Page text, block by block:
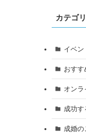
カテゴ
イベン
おすす
オンラ
成功す
成婚の